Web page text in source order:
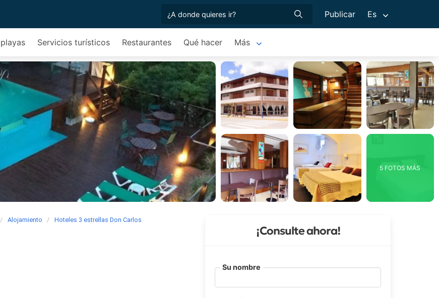
Publicar Es
Servicios turísticos Restaurantes Qué hacer Más
5 FOTOS MÁS
Alojamiento Hoteles 3 estrellas Don Carlos
¡Consulte ahora!
Su nombre